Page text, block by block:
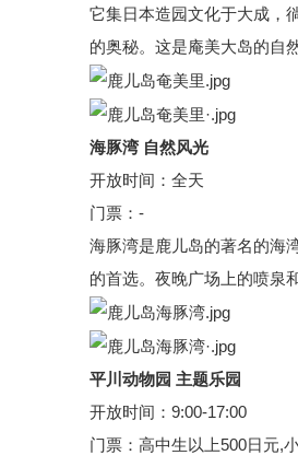
它集日本造园文化于大成，
的奥秘。这是庵美大岛的自
海豚湾 自然风光
开放时间：全天
门票：-
海豚湾是鹿儿岛的著名的海
的首选。夜晚广场上的喷泉
平川动物园 主题乐园
开放时间：9:00-17:00
门票：高中生以上500日元,